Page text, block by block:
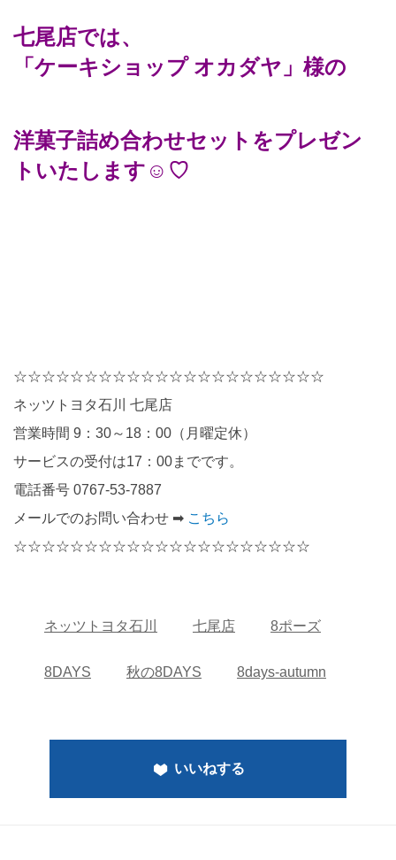
七尾店では、
「ケーキショップ オカダヤ」様の
洋菓子詰め合わせセットをプレゼン
トいたします☺♡
☆☆☆☆☆☆☆☆☆☆☆☆☆☆☆☆☆☆☆☆☆☆
ネッツトヨタ石川 七尾店
営業時間 9：30～18：00（月曜定休）
サービスの受付は17：00までです。
電話番号 0767-53-7887
メールでのお問い合わせ ➡ こちら
☆☆☆☆☆☆☆☆☆☆☆☆☆☆☆☆☆☆☆☆☆
ネッツトヨタ石川 七尾店 8ポーズ
8DAYS 秋の8DAYS 8days-autumn
いいねする